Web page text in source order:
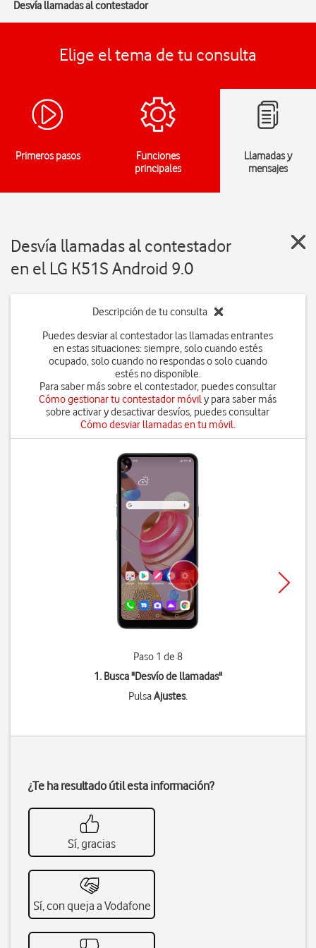
Desvía llamadas al contestador
Elige el tema de tu consulta
Primeros pasos
Funciones
principales
Llamadas y
mensajes
Desvía llamadas al contestador
en el LG K51S Android 9.0
Descripción de tu consulta
Puedes desviar al contestador las llamadas entrantes
en estas situaciones: siempre, solo cuando estés
ocupado, solo cuando no respondas o solo cuando
estés no disponible.
Para saber más sobre el contestador, puedes consultar
Cómo gestionar tu contestador móvily para saber más
sobre activar y desactivar desvíos, puedes consultar
Cómo desviar llamadas en tu móvil.
Paso 1 de 8
1. Busca "Desvío de llamadas"
PulsaAjustes.
¿Te ha resultado útil esta información?
Sí, gracias
Sí, con queja a Vodafone